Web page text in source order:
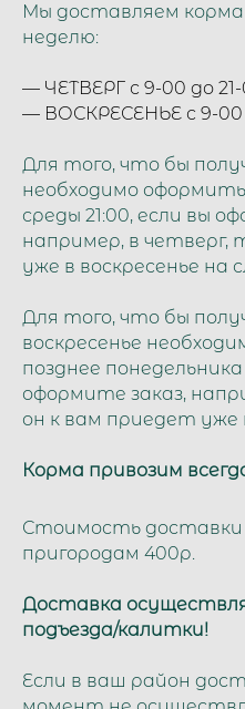
Мы доставляем корма
неделю:
— ЧЕТВЕРГ с 9-00 до
— ВОСКРЕСЕНЬЕ с 9-00
Для того, что бы
необходимо оформить
среды 21:00, если вы
например, в четверг,
уже в воскресенье на
Для того, что бы
воскресенье
позднее понедельника
оформите заказ,
он к вам приедет уже
Корма привозим
Стоимость доставки
пригородам 400р.
Доставка
подъезда/калитки!
Если в ваш район